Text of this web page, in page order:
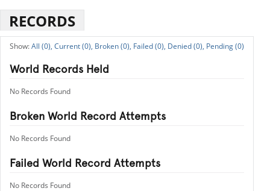
RECORDS
All (0), Current (0), Broken (0), Failed (0), Denied (0), Pending (0)
World Records Held
No Records Found
Broken World Record Attempts
No Records Found
Failed World Record Attempts
No Records Found